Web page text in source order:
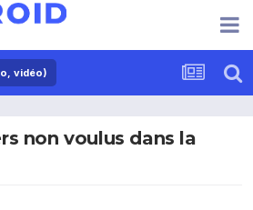
vidéo)
non voulus dans la